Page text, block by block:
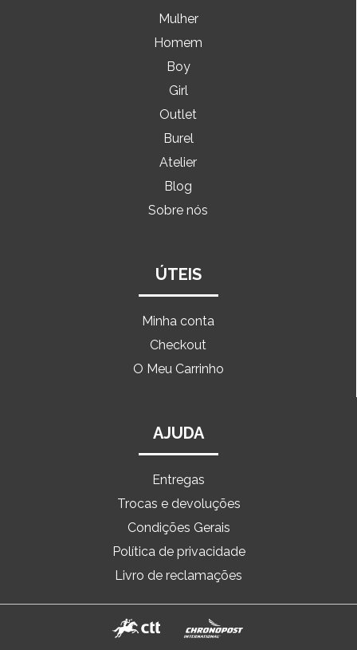
Mulher
Homem
Boy
Girl
Outlet
Burel
Atelier
Blog
Sobre nós
ÚTEIS
Minha conta
Checkout
O Meu Carrinho
AJUDA
Entregas
Trocas e devoluções
Condições Gerais
Política de privacidade
Livro de reclamações